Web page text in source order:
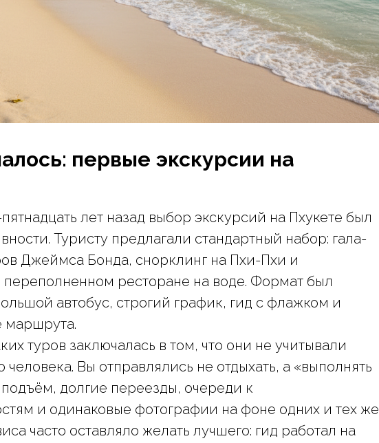
первые экскурсии на
лет назад выбор экскурсий на Пхукете был
Туристу предлагали стандартный набор: гала-
Джеймса Бонда, снорклинг на Пхи-Пхи и
переполненном ресторане на воде. Формат был
автобус, строгий график, гид с флажком и
маршрута.
туров заключалась в том, что они не учитывали
Вы отправлялись не отдыхать, а «выполнять
долгие переезды, очереди к
и одинаковые фотографии на фоне одних и тех же
часто оставляло желать лучшего: гид работал на